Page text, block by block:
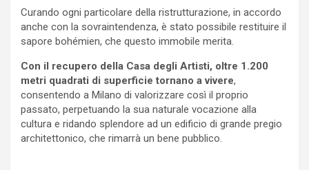
Curando ogni particolare della ristrutturazione, in accordo
anche con la sovraintendenza, è stato possibile restituire il
sapore bohémien, che questo immobile merita.
Con il recupero della Casa degli Artisti, oltre 1.200
metri quadrati di superficie tornano a vivere,
consentendo a Milano di valorizzare così il proprio
passato, perpetuando la sua naturale vocazione alla
cultura e ridando splendore ad un edificio di grande pregio
architettonico, che rimarrà un bene pubblico.